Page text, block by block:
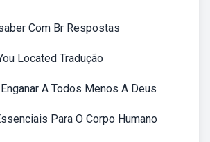
Com Br Respostas
Located Tradução
A Todos Menos A Deus
Para O Corpo Humano